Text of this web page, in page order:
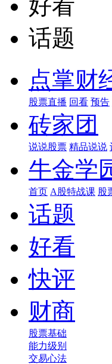
好看
话题
点掌财
股票直播 回看 预告
砖家团
说说股票 精品说说
牛金学
首页 A股特战课 股
话题
好看
快评
财商
股票基础
能力级别
交易心法